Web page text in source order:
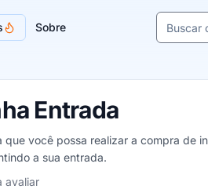
Sobre
Buscar
Entrada
você possa realizar a compra de
a sua entrada.
5 estrelas
avaliar